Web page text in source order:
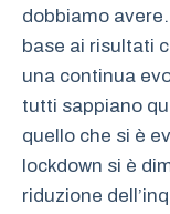
dobbiamo
base ai risultati
una continua
tutti sappiano
quello che si è
lockdown si è
riduzione